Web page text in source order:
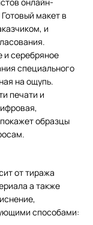
макет в
и
и серебряное
специального
на ощупь.
печати и
образцы
от тиража
а также
способами: